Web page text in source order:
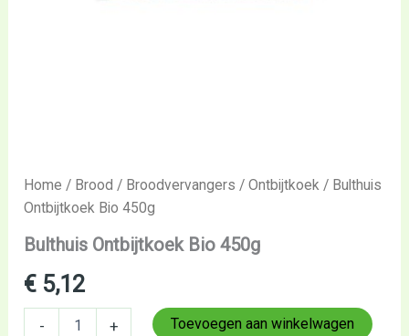
Home / Brood / Broodvervangers /Ontbijtkoek / Bulthuis
Ontbijtkoek Bio 450g
Bulthuis Ontbijtkoek Bio 450g
€ 5,12
- + Toevoegen aan winkelwagen